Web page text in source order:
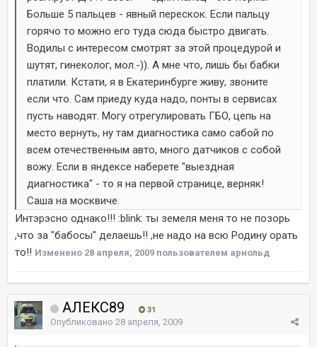
Больше 5 пальцев - явный перескок. Если пальцу
горячо то можно его туда сюда быстро двигать.
Водилы с интересом смотрят за этой процедурой и
шутят, гинеколог, мол.-)). А мне что, лишь бы бабки
платили. Кстати, я в Екатеринбурге живу, звоните
если что. Сам приеду куда надо, понты в сервисах
пусть наводят. Могу отрегулировать ГБО, цепь на
место вернуть, ну там диагностика само сабой по
всем отечественным авто, много датчиков с собой
вожу. Если в яндексе наберете "выездная
диагностика" - то я на первой странице, верняк!
Саша на москвиче.
Интэрэсно однако!!! :blink: ты земеля меня то не позорь
,что за "бабосы" делаешь!! ,не надо на всю Родину орать
то!! Изменено 28 апреля, 2009 пользователем арнольд
АЛЕКС89 31
Опубликовано 28 апреля, 2009